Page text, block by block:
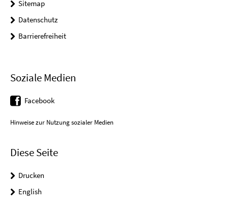
Sitemap
Datenschutz
Barrierefreiheit
Soziale Medien
Facebook
Hinweise zur Nutzung sozialer Medien
Diese Seite
Drucken
English